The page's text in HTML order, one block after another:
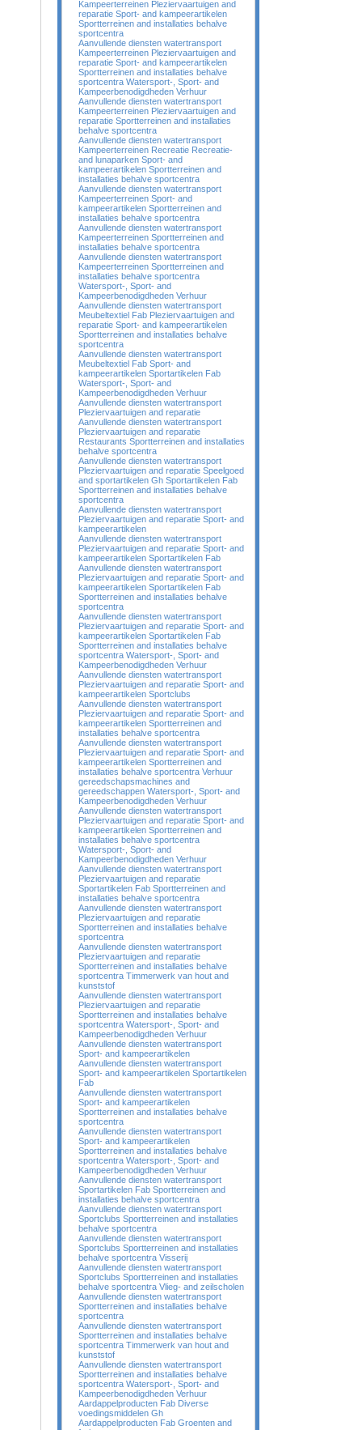
Kampeerterreinen Pleziervaartuigen and
reparatie Sport- and kampeerartikelen
Sportterreinen and installaties behalve
sportcentra
Aanvullende diensten watertransport
Kampeerterreinen Pleziervaartuigen and
reparatie Sport- and kampeerartikelen
Sportterreinen and installaties behalve
sportcentra Watersport-, Sport- and
Kampeerbenodigdheden Verhuur
Aanvullende diensten watertransport
Kampeerterreinen Pleziervaartuigen and
reparatie Sportterreinen and installaties
behalve sportcentra
Aanvullende diensten watertransport
Kampeerterreinen Recreatie Recreatie-
and lunaparken Sport- and
kampeerartikelen Sportterreinen and
installaties behalve sportcentra
Aanvullende diensten watertransport
Kampeerterreinen Sport- and
kampeerartikelen Sportterreinen and
installaties behalve sportcentra
Aanvullende diensten watertransport
Kampeerterreinen Sportterreinen and
installaties behalve sportcentra
Aanvullende diensten watertransport
Kampeerterreinen Sportterreinen and
installaties behalve sportcentra
Watersport-, Sport- and
Kampeerbenodigdheden Verhuur
Aanvullende diensten watertransport
Meubeltextiel Fab Pleziervaartuigen and
reparatie Sport- and kampeerartikelen
Sportterreinen and installaties behalve
sportcentra
Aanvullende diensten watertransport
Meubeltextiel Fab Sport- and
kampeerartikelen Sportartikelen Fab
Watersport-, Sport- and
Kampeerbenodigdheden Verhuur
Aanvullende diensten watertransport
Pleziervaartuigen and reparatie
Aanvullende diensten watertransport
Pleziervaartuigen and reparatie
Restaurants Sportterreinen and installaties
behalve sportcentra
Aanvullende diensten watertransport
Pleziervaartuigen and reparatie Speelgoed
and sportartikelen Gh Sportartikelen Fab
Sportterreinen and installaties behalve
sportcentra
Aanvullende diensten watertransport
Pleziervaartuigen and reparatie Sport- and
kampeerartikelen
Aanvullende diensten watertransport
Pleziervaartuigen and reparatie Sport- and
kampeerartikelen Sportartikelen Fab
Aanvullende diensten watertransport
Pleziervaartuigen and reparatie Sport- and
kampeerartikelen Sportartikelen Fab
Sportterreinen and installaties behalve
sportcentra
Aanvullende diensten watertransport
Pleziervaartuigen and reparatie Sport- and
kampeerartikelen Sportartikelen Fab
Sportterreinen and installaties behalve
sportcentra Watersport-, Sport- and
Kampeerbenodigdheden Verhuur
Aanvullende diensten watertransport
Pleziervaartuigen and reparatie Sport- and
kampeerartikelen Sportclubs
Aanvullende diensten watertransport
Pleziervaartuigen and reparatie Sport- and
kampeerartikelen Sportterreinen and
installaties behalve sportcentra
Aanvullende diensten watertransport
Pleziervaartuigen and reparatie Sport- and
kampeerartikelen Sportterreinen and
installaties behalve sportcentra Verhuur
gereedschapsmachines and
gereedschappen Watersport-, Sport- and
Kampeerbenodigdheden Verhuur
Aanvullende diensten watertransport
Pleziervaartuigen and reparatie Sport- and
kampeerartikelen Sportterreinen and
installaties behalve sportcentra
Watersport-, Sport- and
Kampeerbenodigdheden Verhuur
Aanvullende diensten watertransport
Pleziervaartuigen and reparatie
Sportartikelen Fab Sportterreinen and
installaties behalve sportcentra
Aanvullende diensten watertransport
Pleziervaartuigen and reparatie
Sportterreinen and installaties behalve
sportcentra
Aanvullende diensten watertransport
Pleziervaartuigen and reparatie
Sportterreinen and installaties behalve
sportcentra Timmerwerk van hout and
kunststof
Aanvullende diensten watertransport
Pleziervaartuigen and reparatie
Sportterreinen and installaties behalve
sportcentra Watersport-, Sport- and
Kampeerbenodigdheden Verhuur
Aanvullende diensten watertransport
Sport- and kampeerartikelen
Aanvullende diensten watertransport
Sport- and kampeerartikelen Sportartikelen
Fab
Aanvullende diensten watertransport
Sport- and kampeerartikelen
Sportterreinen and installaties behalve
sportcentra
Aanvullende diensten watertransport
Sport- and kampeerartikelen
Sportterreinen and installaties behalve
sportcentra Watersport-, Sport- and
Kampeerbenodigdheden Verhuur
Aanvullende diensten watertransport
Sportartikelen Fab Sportterreinen and
installaties behalve sportcentra
Aanvullende diensten watertransport
Sportclubs Sportterreinen and installaties
behalve sportcentra
Aanvullende diensten watertransport
Sportclubs Sportterreinen and installaties
behalve sportcentra Visserij
Aanvullende diensten watertransport
Sportclubs Sportterreinen and installaties
behalve sportcentra Vlieg- and zeilscholen
Aanvullende diensten watertransport
Sportterreinen and installaties behalve
sportcentra
Aanvullende diensten watertransport
Sportterreinen and installaties behalve
sportcentra Timmerwerk van hout and
kunststof
Aanvullende diensten watertransport
Sportterreinen and installaties behalve
sportcentra Watersport-, Sport- and
Kampeerbenodigdheden Verhuur
Aardappelproducten Fab Diverse
voedingsmiddelen Gh
Aardappelproducten Fab Groenten and